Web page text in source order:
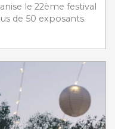
le 22ème festival
de 50 exposants.